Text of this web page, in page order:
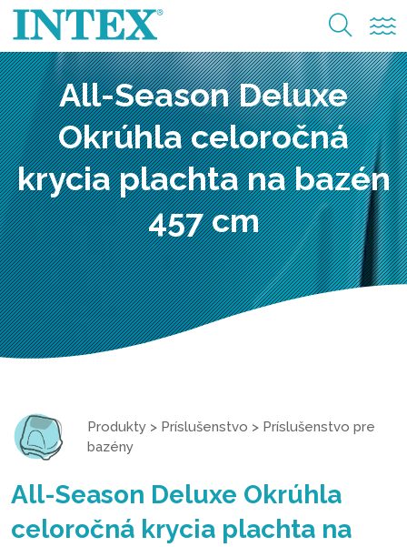
All-Season Deluxe
Okrúhla celoročná
krycia plachta na bazén
457 cm
Produkty > Príslušenstvo > Príslušenstvo pre
bazény
All-Season Deluxe Okrúhla
celoročná krycia plachta na